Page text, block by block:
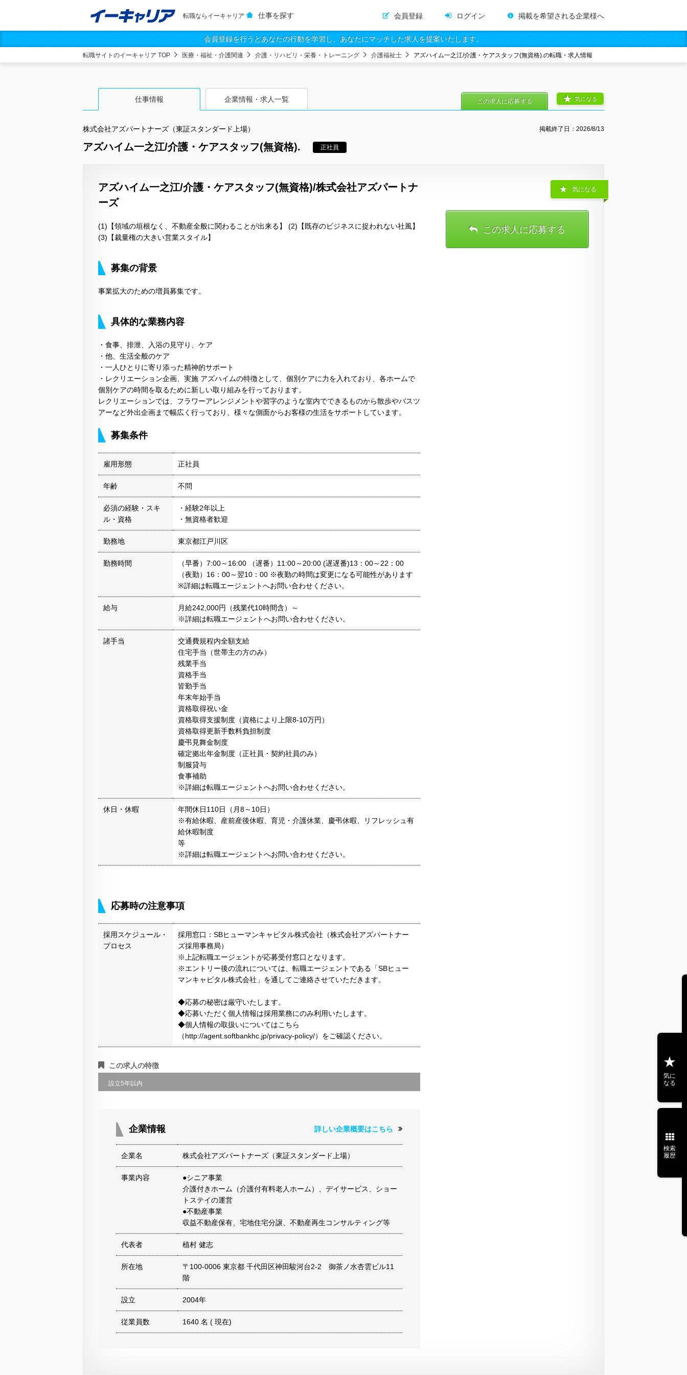
転職ならイーキャリア 仕事を探す 会員登録 ログイン 掲載を希望される企業様へ
会員登録を行うとあなたの行動を学習し、あなたにマッチした求人を提案いたします。
転職サイトのイーキャリア TOP 医療・福祉・介護関連 介護・リハビリ・栄養・トレーニング 介護福祉士 アズハイム一之江/介護・ケアスタッフ(無資格).の転職・求人情報
仕事情報 企業情報・求人一覧
株式会社アズパートナーズ（東証スタンダード上場） 掲載終了日： 2026/8/13
アズハイム一之江/介護・ケアスタッフ(無資格). 正社員
気になる
この求人に応募する
アズハイム一之江/介護・ケアスタッフ(無資格)/株式会社アズパートナ
ーズ
(1)【領域の垣根なく、不動産全般に関わることが出来る】 (2)【既存のビジネスに捉われない社風】
(3)【裁量権の大きい営業スタイル】
募集の背景
事業拡大のための増員募集です。
具体的な業務内容
・食事、排泄、入浴の見守り、ケア
・他、生活全般のケア
・一人ひとりに寄り添った精神的サポート
・レクリエーション企画、実施 アズハイムの特徴として、個別ケアに力を入れており、各ホームで
個別ケアの時間を取るために新しい取り組みを行っております。
レクリエーションでは、フラワーアレンジメントや習字のような室内でできるものから散歩やバスツ
アーなど外出企画まで幅広く行っており、様々な側面からお客様の生活をサポートしています。
募集条件
雇用形態 正社員
年齢 不問
必須の経験・スキ
ル・資格
・経験2年以上
・無資格者歓迎
勤務地 東京都江戸川区
勤務時間
（早番）7:00～16:00 （遅番）11:00～20:00 (遅遅番)13：00～22：00
（夜勤）16：00～翌10：00 ※夜勤の時間は変更になる可能性があります
※詳細は転職エージェントへお問い合わせください。
給与
月給242,000円（残業代10時間含）～
※詳細は転職エージェントへお問い合わせください。
諸手当
交通費規程内全額支給
住宅手当（世帯主の方のみ）
残業手当
資格手当
皆勤手当
年末年始手当
資格取得祝い金
資格取得支援制度（資格により上限8-10万円）
資格取得更新手数料負担制度
慶弔見舞金制度
確定拠出年金制度（正社員・契約社員のみ）
制服貸与
食事補助
※詳細は転職エージェントへお問い合わせください。
休日・休暇
年間休日110日（月8～10日）
※有給休暇、産前産後休暇、育児・介護休業、慶弔休暇、リフレッシュ有
給休暇制度
等
※詳細は転職エージェントへお問い合わせください。
応募時の注意事項
採用スケジュール・
プロセス
採用窓口：SBヒューマンキャピタル株式会社（株式会社アズパートナー
ズ採用事務局）
※上記転職エージェントが応募受付窓口となります。
※エントリー後の流れについては、転職エージェントである「SBヒュー
マンキャピタル株式会社」を通してご連絡させていただきます。
◆応募の秘密は厳守いたします。
◆応募いただく個人情報は採用業務にのみ利用いたします。
◆個人情報の取扱いについてはこちら
（http://agent.softbankhc.jp/privacy-policy/）をご確認ください。
この求人の特徴
設立5年以内
企業情報 詳しい企業概要はこちら
企業名 株式会社アズパートナーズ（東証スタンダード上場）
事業内容
●シニア事業
介護付きホーム（介護付有料老人ホーム）、デイサービス、ショー
トステイの運営
●不動産事業
収益不動産保有、宅地住宅分譲、不動産再生コンサルティング等
代表者 植村 健志
所在地
〒100-0006 東京都 千代田区神田駿河台2-2 御茶ノ水杏雲ビル11
階
設立 2004年
従業員数 1640 名 ( 現在)
気になる
この求人に応募する
気に
なる
検索
履歴